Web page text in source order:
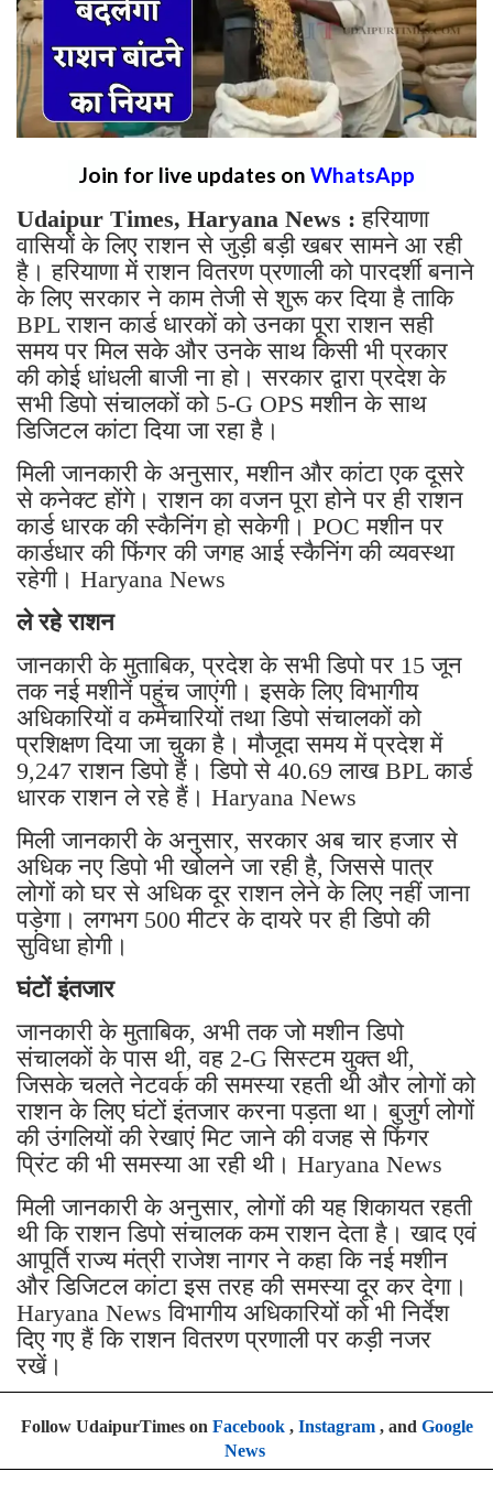
Join for live updates on WhatsApp
Udaipur Times, Haryana News :हरियाणा
वासियों के लिए राशन से जुड़ी बड़ी खबर सामने आ रही
है। हरियाणा में राशन वितरण प्रणाली को पारदर्शी बनाने
के लिए सरकार ने काम तेजी से शुरू कर दिया है ताकि
BPL राशन कार्ड धारकों को उनका पूरा राशन सही
समय पर मिल सके और उनके साथ किसी भी प्रकार
की कोई धांधली बाजी ना हो। सरकार द्वारा प्रदेश के
सभी डिपो संचालकों को 5-G OPS मशीन के साथ
डिजिटल कांटा दिया जा रहा है।
मिली जानकारी के अनुसार, मशीन और कांटा एक दूसरे
से कनेक्ट होंगे। राशन का वजन पूरा होने पर ही राशन
कार्ड धारक की स्कैनिंग हो सकेगी। POC मशीन पर
कार्डधार की फिंगर की जगह आई स्कैनिंग की व्यवस्था
रहेगी। Haryana News
ले रहे राशन
जानकारी के मुताबिक, प्रदेश के सभी डिपो पर 15 जून
तक नई मशीनें पहुंच जाएंगी। इसके लिए विभागीय
अधिकारियों व कर्मचारियों तथा डिपो संचालकों को
प्रशिक्षण दिया जा चुका है। मौजूदा समय में प्रदेश में
9,247 राशन डिपो हैं। डिपो से 40.69 लाख BPL कार्ड
धारक राशन ले रहे हैं। Haryana News
मिली जानकारी के अनुसार, सरकार अब चार हजार से
अधिक नए डिपो भी खोलने जा रही है, जिससे पात्र
लोगों को घर से अधिक दूर राशन लेने के लिए नहीं जाना
पड़ेगा। लगभग 500 मीटर के दायरे पर ही डिपो की
सुविधा होगी।
घंटों इंतजार
जानकारी के मुताबिक, अभी तक जो मशीन डिपो
संचालकों के पास थी, वह 2-G सिस्टम युक्त थी,
जिसके चलते नेटवर्क की समस्या रहती थी और लोगों को
राशन के लिए घंटों इंतजार करना पड़ता था। बुजुर्ग लोगों
की उंगलियों की रेखाएं मिट जाने की वजह से फिंगर
प्रिंट की भी समस्या आ रही थी। Haryana News
मिली जानकारी के अनुसार, लोगों की यह शिकायत रहती
थी कि राशन डिपो संचालक कम राशन देता है। खाद एवं
आपूर्ति राज्य मंत्री राजेश नागर ने कहा कि नई मशीन
और डिजिटल कांटा इस तरह की समस्या दूर कर देगा।
Haryana News विभागीय अधिकारियों को भी निर्देश
दिए गए हैं कि राशन वितरण प्रणाली पर कड़ी नजर
रखें।
Follow UdaipurTimes on Facebook, Instagram, and Google
News